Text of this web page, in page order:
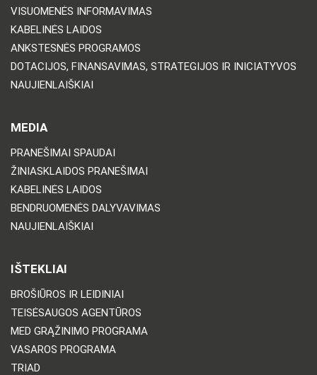
VISUOMENĖS INFORMAVIMAS
KABELINĖS LAIDOS
ANKSTESNĖS PROGRAMOS
DOTACIJOS, FINANSAVIMAS, STRATEGIJOS IR INICIATYVOS
NAUJIENLAIŠKIAI
MEDIA
PRANEŠIMAI SPAUDAI
ŽINIASKLAIDOS PRANEŠIMAI
KABELINĖS LAIDOS
BENDRUOMENĖS DALYVAVIMAS
NAUJIENLAIŠKIAI
IŠTEKLIAI
BROŠIŪROS IR LEIDINIAI
TEISĖSAUGOS AGENTŪROS
MED GRĄŽINIMO PROGRAMA
VASAROS PROGRAMA
TRIAD